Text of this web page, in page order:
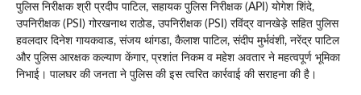
पुलिस निरीक्षक श्री प्रदीप पाटिल, सहायक पुलिस निरीक्षक (API) योगेश शिंदे,
उपनिरीक्षक (PSI) गोरखनाथ राठोड, उपनिरीक्षक (PSI) रविंद्र वानखेड़े सहित पुलिस
हवलदार दिनेश गायकवाड, संजय थांगडा, कैलाश पाटिल, संदीप मुर्भवंशी, नरेंद्र पाटिल
और पुलिस आरक्षक कल्याण केंगार, प्रशांत निकम व महेश अवतार ने महत्वपूर्ण भूमिका
निभाई। पालघर की जनता ने पुलिस की इस त्वरित कार्रवाई की सराहना की है।